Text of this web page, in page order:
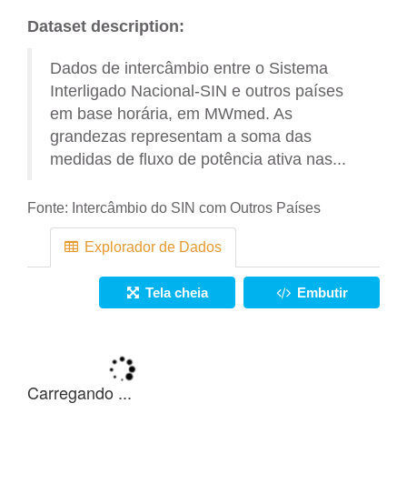
Dataset description:
Dados de intercâmbio entre o Sistema
Interligado Nacional-SIN e outros países
em base horária, em MWmed. As
grandezas representam a soma das
medidas de fluxo de potência ativa nas...
Fonte: Intercâmbio do SIN com Outros Países
Explorador de Dados
Tela cheia Embutir